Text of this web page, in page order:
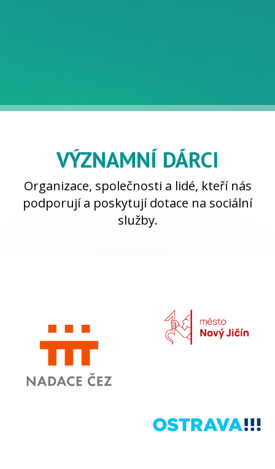
VÝZNAMNÍ DÁRCI
Organizace, společnosti a lidé, kteří nás
podporují a poskytují dotace na sociální
služby.